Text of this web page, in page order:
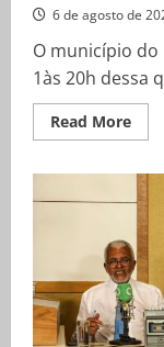
6 de agosto de
O município do
1às 20h dessa
Read MoreRead
more
de
e
do
Rio
volta
ao
1